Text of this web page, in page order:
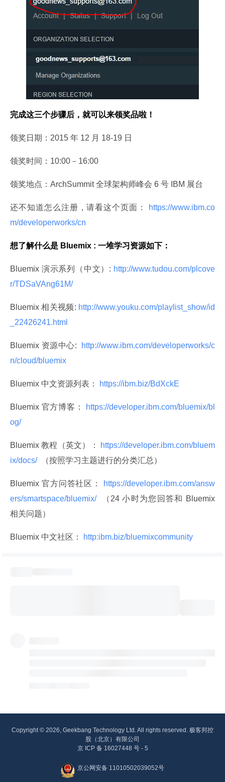
完成这三个步骤后，就可以来领奖品啦！
领奖日期：2015 年 12 月 18-19 日
领奖时间：10:00－16:00
领奖地点：ArchSummit 全球架构师峰会 6 号 IBM 展台
还不知道怎么注册，请看这个页面：
https://www.ibm.co
m/developerworks/cn
想了解什么是 Bluemix : 一堆学习资源如下：
Bluemix 演示系列（中文）: http://www.tudou.com/plcove
r/TDSaVAng61M/
Bluemix 相关视频: http://www.youku.com/playlist_show/id
_22426241.html
Bluemix 资源中心:
http://www.ibm.com/developerworks/c
n/cloud/bluemix
Bluemix 中文资源列表： https://ibm.biz/BdXckE
Bluemix 官方博客：
https://developer.ibm.com/bluemix/bl
og/
Bluemix 教程（英文）：
https://developer.ibm.com/bluem
ix/docs/
（按照学习主题进行的分类汇总）
Bluemix 官方问答社区：
https://developer.ibm.com/answ
ers/smartspace/bluemix/
（24 小时为您回答和 Bluemix
相关问题）
Bluemix 中文社区： http:ibm.biz/bluemixcommunity
Copyright © 2026, Geekbang Technology Ltd. All rights reserved. 极客邦控
股（北京）有限公司
京 ICP 备 16027448 号 - 5
京公网安备 11010502039052号